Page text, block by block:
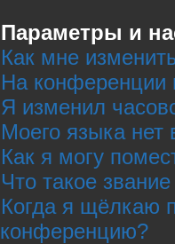
Параметры и
Как мне
На конференции
Я изменил
Моего языка нет
Как я могу
Что такое
Когда я щёлкаю
конференцию?